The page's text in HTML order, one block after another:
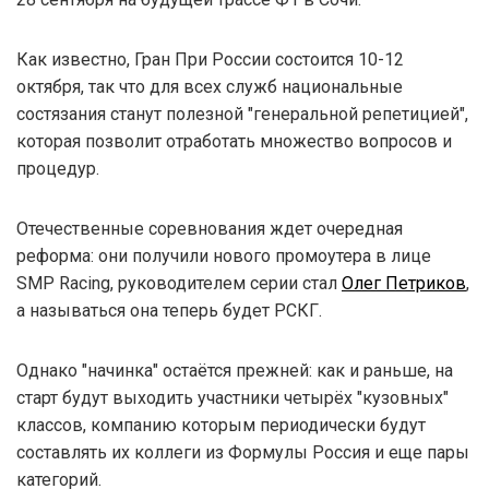
Как известно, Гран При России состоится 10-12
октября, так что для всех служб национальные
состязания станут полезной "генеральной репетицией",
которая позволит отработать множество вопросов и
процедур.
Отечественные соревнования ждет очередная
реформа: они получили нового промоутера в лице
SMP Racing, руководителем серии стал Олег Петриков,
а называться она теперь будет РСКГ.
Однако "начинка" остаётся прежней: как и раньше, на
старт будут выходить участники четырёх "кузовных"
классов, компанию которым периодически будут
составлять их коллеги из Формулы Россия и еще пары
категорий.